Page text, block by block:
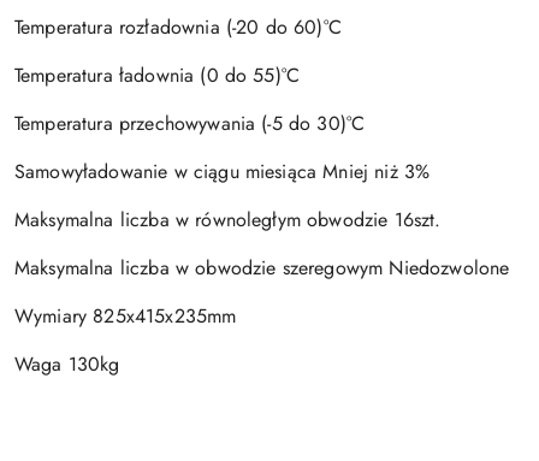
Temperatura rozładownia (-20 do 60)°C
Temperatura ładownia (0 do 55)°C
Temperatura przechowywania (-5 do 30)°C
Samowyładowanie w ciągu miesiąca Mniej niż 3%
Maksymalna liczba w równoległym obwodzie 16szt.
Maksymalna liczba w obwodzie szeregowym Niedozwolone
Wymiary 825x415x235mm
Waga 130kg